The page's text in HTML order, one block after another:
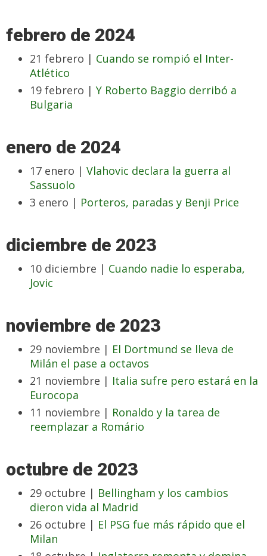
febrero de 2024
21 febrero | Cuando se rompió el Inter-
Atlético
19 febrero | Y Roberto Baggio derribó a
Bulgaria
enero de 2024
17 enero | Vlahovic declara la guerra al
Sassuolo
3 enero | Porteros, paradas y Benji Price
diciembre de 2023
10 diciembre | Cuando nadie lo esperaba,
Jovic
noviembre de 2023
29 noviembre | El Dortmund se lleva de
Milán el pase a octavos
21 noviembre | Italia sufre pero estará en la
Eurocopa
11 noviembre | Ronaldo y la tarea de
reemplazar a Romário
octubre de 2023
29 octubre | Bellingham y los cambios
dieron vida al Madrid
26 octubre | El PSG fue más rápido que el
Milan